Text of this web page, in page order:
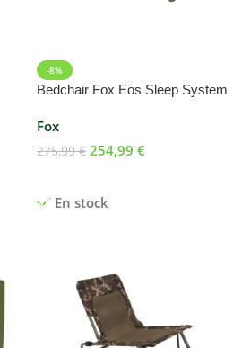
-8%
Bedchair Fox Eos Sleep System
Fox
En stock
275,99€ 254,99 €